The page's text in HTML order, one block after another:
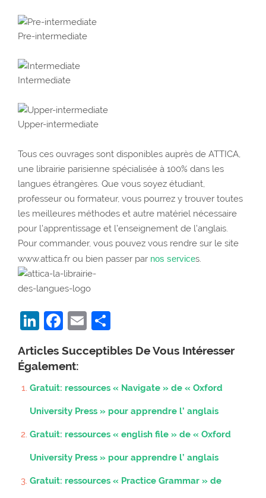
Pre-intermediate
Intermediate
Upper-intermediate
Tous ces ouvrages sont disponibles auprès de ATTICA,
une librairie parisienne spécialisée à 100% dans les
langues étrangères. Que vous soyez étudiant,
professeur ou formateur, vous pourrez y trouver toutes
les meilleures méthodes et autre matériel nécessaire
pour l’apprentissage et l’enseignement de l’anglais.
Pour commander, vous pouvez vous rendre sur le site
www.attica.fr ou bien passer par nos services.
LinkedIn
Facebook
Email
Articles Succeptibles De Vous Intéresser
Également:
Gratuit: ressources « Navigate » de « Oxford
University Press » pour apprendre l’ anglais
Gratuit: ressources « english file » de « Oxford
University Press » pour apprendre l’ anglais
Gratuit: ressources « Practice Grammar » de